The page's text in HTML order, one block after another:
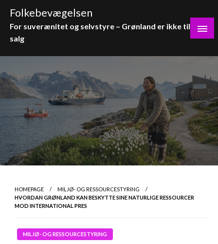
content
Folkebevægelsen
For suverænitet og selvstyre – Grønland er ikke til
salg
HOMEPAGE
MILJØ- OG RESSOURCESTYRING
HVORDAN GRØNLAND KAN BESKYTTE SINE NATURLIGE RESSOURCER
MOD INTERNATIONAL PRES
MILJØ- OG RESSOURCESTYRING